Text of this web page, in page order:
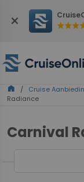
close starstarstar
home / Cruise
Radiance
Carnival